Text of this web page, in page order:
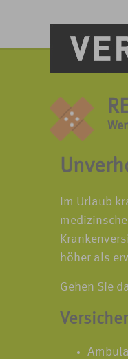
Im Urlaub
höher als
Gehen Sie